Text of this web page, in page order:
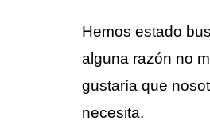
Hemos estado
alguna razón no
gustaría que
necesita.